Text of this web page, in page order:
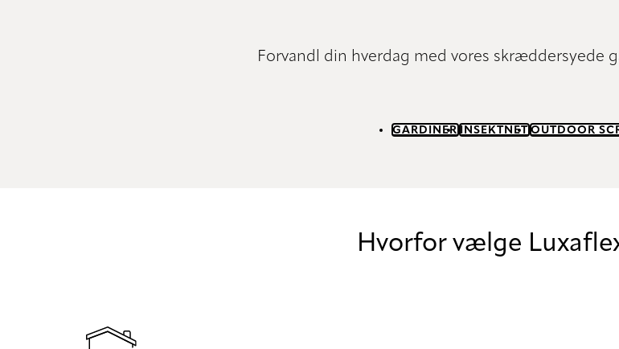
Forvandl din hverdag med vores skræddersyede
GARDINER INSEKTNET OUTDOOR
Hvorfor vælge